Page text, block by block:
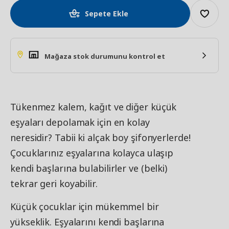
Sepete Ekle
Mağaza stok durumunu kontrol et
Tükenmez kalem, kağıt ve diğer küçük
eşyaları depolamak için en kolay
neresidir? Tabii ki alçak boy şifonyerlerde!
Çocuklarınız eşyalarına kolayca ulaşıp
kendi başlarına bulabilirler ve (belki)
tekrar geri koyabilir.
Küçük çocuklar için mükemmel bir
yükseklik. Eşyalarını kendi başlarına